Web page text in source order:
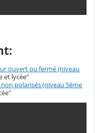
ouvert ou fermé (niveau
et lycée"
polarisés (niveau 5ème